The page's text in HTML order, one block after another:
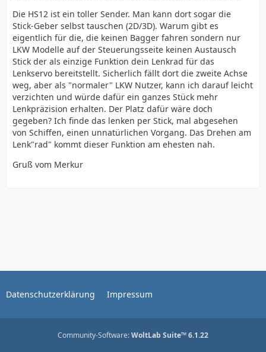
Die HS12 ist ein toller Sender. Man kann dort sogar die
Stick-Geber selbst tauschen (2D/3D). Warum gibt es
eigentlich für die, die keinen Bagger fahren sondern nur
LKW Modelle auf der Steuerungsseite keinen Austausch
Stick der als einzige Funktion dein Lenkrad für das
Lenkservo bereitstellt. Sicherlich fällt dort die zweite Achse
weg, aber als "normaler" LKW Nutzer, kann ich darauf leicht
verzichten und würde dafür ein ganzes Stück mehr
Lenkpräzision erhalten. Der Platz dafür wäre doch
gegeben? Ich finde das lenken per Stick, mal abgesehen
von Schiffen, einen unnatürlichen Vorgang. Das Drehen am
Lenk"rad" kommt dieser Funktion am ehesten nah.
Gruß vom Merkur
Datenschutzerklärung Impressum
Community-Software:WoltLab Suite™ 6.1.22